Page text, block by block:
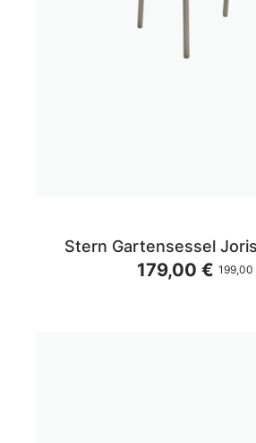
Stern Gartensessel
179,00 € 199,00